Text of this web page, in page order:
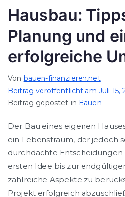
Hausbau:
Planung und
erfolgreiche
Von bauen-finanzieren.net
Beitrag veröffentlicht am Juli 15,
Beitrag gepostet in Bauen
Der Bau eines eigenen
ein Lebenstraum, der jedoch
durchdachte Entscheidungen
ersten Idee bis zur
zahlreiche Aspekte zu
Projekt erfolgreich